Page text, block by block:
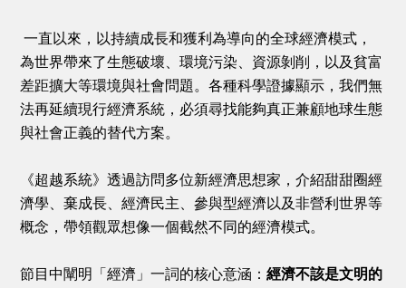
一直以來，以持續成長和獲利為導向的全球經濟模式，
為世界帶來了生態破壞、環境污染、資源剝削，以及貧富
差距擴大等環境與社會問題。各種科學證據顯示，我們無
法再延續現行經濟系統，必須尋找能夠真正兼顧地球生態
與社會正義的替代方案。
《超越系統》透過訪問多位新經濟思想家，介紹甜甜圈經
濟學、棄成長、經濟民主、參與型經濟以及非營利世界等
概念，帶領觀眾想像一個截然不同的經濟模式。
節目中闡明「經濟」一詞的核心意涵：經濟不該是文明的